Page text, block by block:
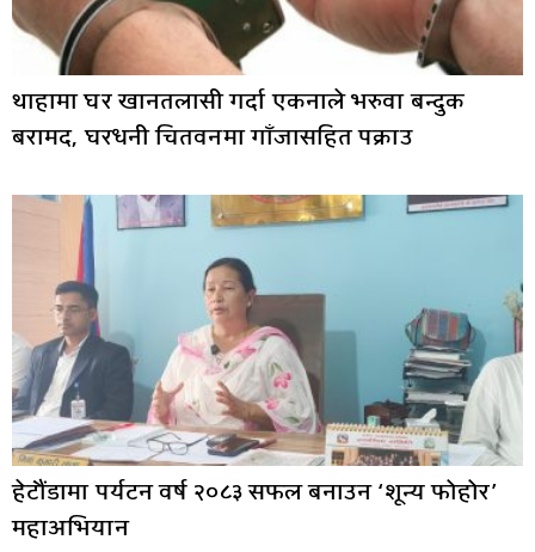
थाहामा घर खानतलासी गर्दा एकनाले भरुवा बन्दुक
बरामद, घरधनी चितवनमा गाँजासहित पक्राउ
हेटौंडामा पर्यटन वर्ष २०८३ सफल बनाउन ‘शून्य फोहोर’
महाअभियान